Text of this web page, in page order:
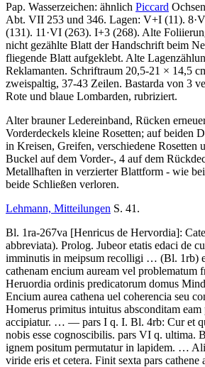
Pap. Wasserzeichen: ähnlich Piccard
Abt. VII 253 und 346. Lagen: V+I (11).
(131). 11·VI (263). I+3 (268). Alte
nicht gezählte Blatt der Handschrift beim
fliegende Blatt aufgeklebt. Alte
Reklamanten. Schriftraum 20,5-21 × 14,5
zweispaltig, 37-43 Zeilen. Bastarda von 3
Rote und blaue Lombarden, rubriziert.
Alter brauner Ledereinband, Rücken
Vorderdeckels kleine Rosetten; auf beiden
in Kreisen, Greifen, verschiedene Rosetten
Buckel auf dem Vorder-, 4 auf dem
Metallhaften in verzierter Blattform - wie bei
beide Schließen verloren.
Lehmann, Mitteilungen S. 41.
Bl. 1ra-267va [Henricus de Hervordia]:
abbreviata). Prolog. Jubeor etatis edaci de
imminutis in meipsum recolligi … (Bl. 1rb)
cathenam encium auream vel problematum
Heruordia ordinis predicatorum domus
Encium aurea cathena uel coherencia seu
Homerus primitus intuitus absconditam
accipiatur. … — pars I q. I. Bl. 4rb: Cur et
nobis esse cognoscibilis. pars VI q. ultima.
ignem positum permutatur in lapidem. …
viride eris et cetera. Finit sexta pars cathene